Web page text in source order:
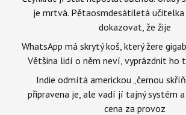
je mrtvá. Pětaosmdesátiletá
dokazovat, že žije
WhatsApp má skrytý koš, který žere
Většina lidí o něm neví, vyprázdnit ho
Indie odmítá americkou „černou
připravena je, ale vadí jí tajný systém
cena za provoz